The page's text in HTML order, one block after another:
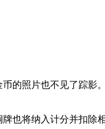
的照片也不见了踪影
也将纳入计分并扣除